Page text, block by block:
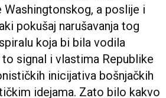
a poslije i
pokušaj narušavanja tog
koja bi bila vodila
signal i vlastima Republike
inicijativa bošnjačkih
idejama. Zato bilo kakvo